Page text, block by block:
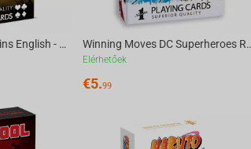
Winning Moves Moomins English - Waddingtons No.1 Playing Cards Winning Moves DC
Elérhetőek
€5.99